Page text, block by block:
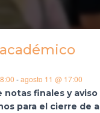
-agosto 11 @ 17:00
notas finales y aviso
para el cierre de